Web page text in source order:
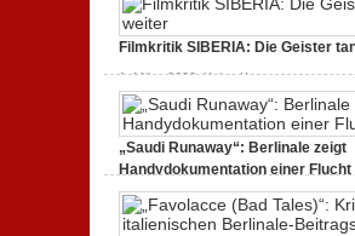
1. März 2020,
eines
Filmkritik SIBERIA: Die Geister
1. März 2020,Keine Kommentarezu
Die
tanzen
weiter
„Saudi Runaway“: Berlinale zeigt
Handydokumentation einer Flucht
27. Februar 2020, Keine Kommentarezu